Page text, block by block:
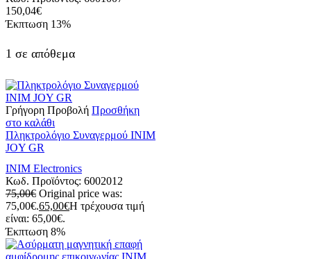
150,04€
Έκπτωση 13%
1 σε απόθεμα
Γρήγορη Προβολή Προσθήκη
στο καλάθι
Πληκτρολόγιο Συναγερμού INIM
JOY GR
INIM Electronics
Κωδ. Προϊόντος: 6002012
75,00€ Original price was:
75,00€.65,00€Η τρέχουσα τιμή
είναι: 65,00€.
Έκπτωση 8%